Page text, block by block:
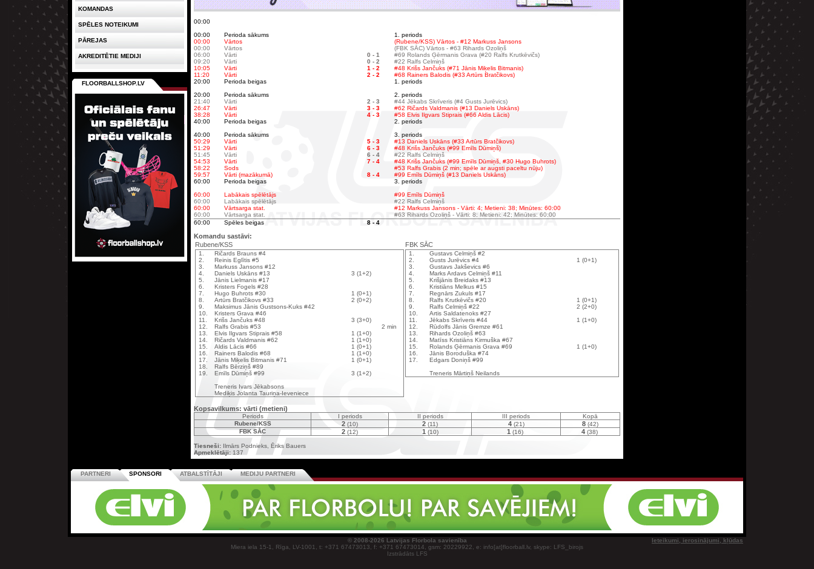
00:00
00:00
Perioda sākums
1. periods
00:00
Vārtos
(Rubene/KSS) Vārtos - #12 Markuss Jansons
00:00
Vārtos
(FBK SĀC) Vārtos - #63 Rihards Ozoliņš
06:00
Vārti 0 - 1
#69 Rolands Ģērmanis Grava (#20 Ralfs Krutkēvičs)
09:20
Vārti 0 - 2
#22 Ralfs Celmiņš
10:05
Vārti 1 - 2
#48 Krišs Jančuks (#71 Jānis Miķelis Bitmanis)
11:20
Vārti 2 - 2
#68 Rainers Balodis (#33 Artūrs Bratčikovs)
20:00
Perioda beigas
1. periods
20:00
Perioda sākums
2. periods
21:40
Vārti 2 - 3
#44 Jēkabs Skrīveris (#4 Gusts Jurēvics)
26:47
Vārti 3 - 3
#62 Ričards Valdmanis (#13 Daniels Uskāns)
38:28
Vārti 4 - 3
#58 Elvis Ilgvars Stiprais (#66 Aldis Lācis)
40:00
Perioda beigas
2. periods
40:00
Perioda sākums
3. periods
50:29
Vārti 5 - 3
#13 Daniels Uskāns (#33 Artūrs Bratčikovs)
51:29
Vārti 6 - 3
#48 Krišs Jančuks (#99 Emīls Dūmiņš)
51:45
Vārti 6 - 4
#22 Ralfs Celmiņš
54:53
Vārti 7 - 4
#48 Krišs Jančuks (#99 Emīls Dūmiņš, #30 Hugo Buhrots)
58:22
Sods
#53 Ralfs Grabis (2 min; spēle ar augsti paceltu nūju)
59:57
Vārti (mazākumā) 8 - 4
#99 Emīls Dūmiņš (#13 Daniels Uskāns)
60:00
Perioda beigas
3. periods
60:00
Labākais spēlētājs
#99 Emīls Dūmiņš
60:00
Labākais spēlētājs
#22 Ralfs Celmiņš
60:00
Vārtsarga stat.
#12 Markuss Jansons - Vārti: 4; Metieni: 38; Minūtes: 60:00
60:00
Vārtsarga stat.
#63 Rihards Ozoliņš - Vārti: 8; Metieni: 42; Minūtes: 60:00
60:00
Spēles beigas 8 - 4
Komandu sastāvi:
Rubene/KSS
FBK SĀC
1.
Ričards Brauns #4
2.
Reinis Eglītis #5
3.
Markuss Jansons #12
4.
Daniels Uskāns #13
3 (1+2)
5.
Jānis Lielmanis #17
6.
Kristers Fogels #28
7.
Hugo Buhrots #30
1 (0+1)
8.
Artūrs Bratčikovs #33
2 (0+2)
9.
Maksimus Jānis Gustsons-Kuks #42
10.
Kristers Grava #46
11.
Krišs Jančuks #48
3 (3+0)
12.
Ralfs Grabis #53
2 min
13.
Elvis Ilgvars Stiprais #58
1 (1+0)
14.
Ričards Valdmanis #62
1 (1+0)
15.
Aldis Lācis #66
1 (0+1)
16.
Rainers Balodis #68
1 (1+0)
17.
Jānis Miķelis Bitmanis #71
1 (0+1)
18.
Ralfs Bērziņš #89
19.
Emīls Dūmiņš #99
3 (1+2)
Treneris Ivars Jēkabsons
Mediķis Jolanta Tauriņa-Ieveniece
1.
Gustavs Celmiņš #2
2.
Gusts Jurēvics #4
1 (0+1)
3.
Gustavs Jakševics #6
4.
Marks Ardavs Celmiņš #11
5.
Krišjānis Breidaks #13
6.
Kristiāns Melkus #15
7.
Regnārs Zukuls #17
8.
Ralfs Krutkēvičs #20
1 (0+1)
9.
Ralfs Celmiņš #22
2 (2+0)
10.
Artis Saldatenoks #27
11.
Jēkabs Skrīveris #44
1 (1+0)
12.
Rūdolfs Jānis Gremze #61
13.
Rihards Ozoliņš #63
14.
Matīss Kristiāns Kirmuška #67
15.
Rolands Ģērmanis Grava #69
1 (1+0)
16.
Jānis Boroduška #74
17.
Edgars Doniņš #99
Treneris Mārtiņš Neilands
Kopsavilkums: vārti (metieni)
Periods I periods II periods III periods
Kopā
Rubene/KSS
2 (10) 2 (11) 4(21) 8 (42)
FBK SĀC
2 (12) 1 (10) 1 (16) 4(38)
Tiesneši: Ilmārs Podnieks, Ēriks Bauers
Apmeklētāji: 137
KOMANDAS
SPĒLES NOTEIKUMI
PĀREJAS
AKREDITĒTIE MEDIJI
FLOORBALLSHOP.LV
PARTNERI SPONSORI ATBALSTĪTĀJI MEDIJU PARTNERI
© 2008-2026 Latvijas Florbola savienība
Miera iela 15-1, Rīga, LV-1001, t: +371 67473013, f: +371 67473014, gsm: 20229922, e: info[at]floorball.lv, skype: LFS_birojs
Izstrādāts LFS
Ieteikumi, ierosinājumi, kļūdas